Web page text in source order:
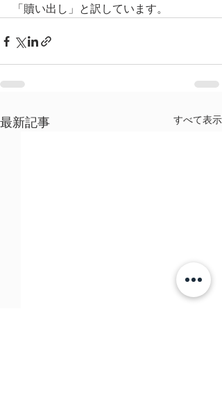
「贖い出し」と訳しています。
最新記事 すべて表示